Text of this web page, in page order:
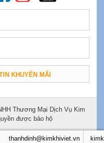
KHUYẾN MÃI
Thương Mại Dịch Vụ Kim
được bảo hộ
thanhdinh@kimkhiviet.vn